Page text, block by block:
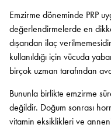
Emzirme döneminde PRP
değerlendirmelerde en
dışarıdan ilaç
kullanıldığı için vücuda
birçok uzman tarafından
Bununla birlikte emzirme
değildir. Doğum sonrası
vitamin eksiklikleri ve